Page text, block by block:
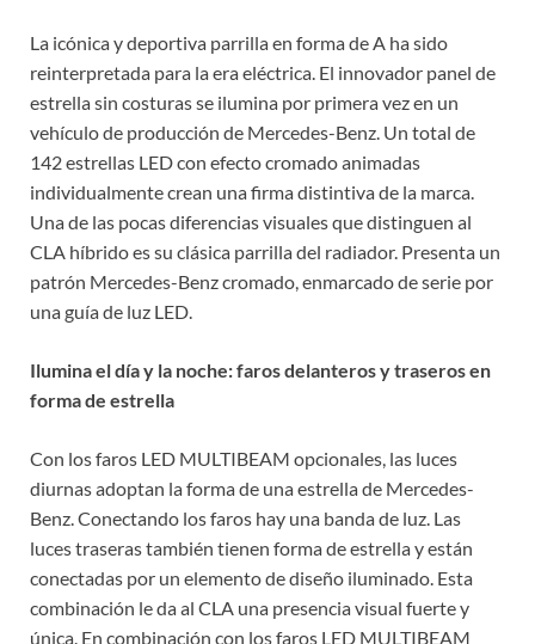
La icónica y deportiva parrilla en forma de A ha sido
reinterpretada para la era eléctrica. El innovador panel de
estrella sin costuras se ilumina por primera vez en un
vehículo de producción de Mercedes-Benz. Un total de
142 estrellas LED con efecto cromado animadas
individualmente crean una firma distintiva de la marca.
Una de las pocas diferencias visuales que distinguen al
CLA híbrido es su clásica parrilla del radiador. Presenta un
patrón Mercedes-Benz cromado, enmarcado de serie por
una guía de luz LED.
Ilumina el día y la noche: faros delanteros y traseros en
forma de estrella
Con los faros LED MULTIBEAM opcionales, las luces
diurnas adoptan la forma de una estrella de Mercedes-
Benz. Conectando los faros hay una banda de luz. Las
luces traseras también tienen forma de estrella y están
conectadas por un elemento de diseño iluminado. Esta
combinación le da al CLA una presencia visual fuerte y
única. En combinación con los faros LED MULTIBEAM